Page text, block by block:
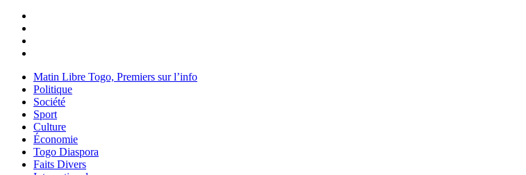
Matin Libre Togo, Premiers sur l’info
Politique
Société
Sport
Culture
Économie
Togo Diaspora
Faits Divers